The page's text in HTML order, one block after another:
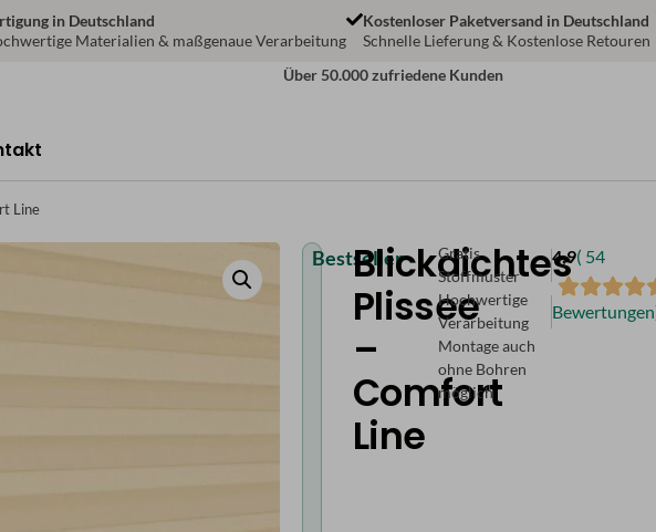
in Deutschland
Materialien & maßgenaue Verarbeitung
Kostenloser Paketversand in Deutschland
Schnelle Lieferung & Kostenlose Retouren
Über 50.000 zufriedene Kunden
Line
Bestseller
Blickdichtes
Plissee
–
Comfort
Line
Gratis
Stoffmuster
Hochwertige
Verarbeitung
Montage auch
ohne Bohren
möglich
4,9( 54